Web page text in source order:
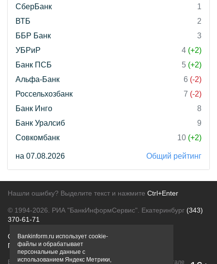
СберБанк
1
ВТБ
2
ББР Банк
3
УБРиР
4 (+2)
Банк ПСБ
5 (+2)
Альфа-Банк
6 (-2)
Россельхозбанк
7 (-2)
Банк Инго
8
Банк Уралсиб
9
Совкомбанк
10 (+2)
на 07.08.2026 Общий рейтинг
Нашли ошибку? Выделите текст и нажмите Ctrl+Enter
© 1994-2026. РИА "БанкИнформСервис". Екатеринбург (343)
370-61-71
О проектеПолитика конфиденциальности
Правовая информацияДля рекламодателей
Вся информация о продуктах банков, размещенная на портале
Bankinform.ru использует cookie-
файлы и обрабатывает
персональные данные с
использованием Яндекс Метрики,